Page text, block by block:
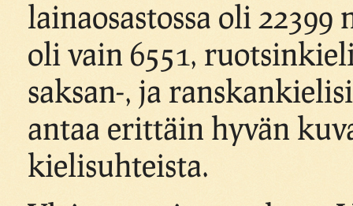
lainaosastossa oli
oli vain 6551,
saksan-, ja
antaa erittäin hyvän
kielisuhteista.